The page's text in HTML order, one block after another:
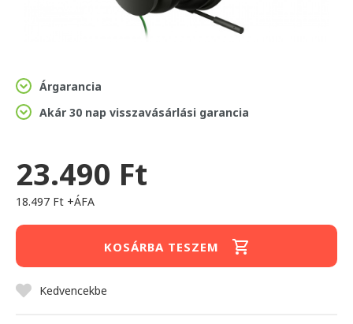
Árgarancia
Akár 30 nap visszavásárlási garancia
23.490 Ft
18.497 Ft +ÁFA
KOSÁRBA TESZEM
Kedvencekbe